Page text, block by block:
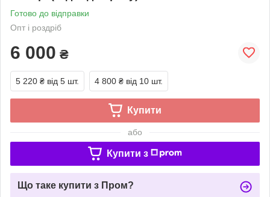
Готово до відправки
Опт і роздріб
6 000 ₴
5 220 ₴ від 5 шт. 4 800 ₴ від 10 шт.
Купити
або
Купити з
Що таке купити з Пром?